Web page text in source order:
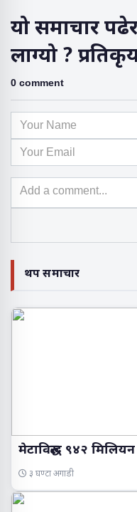
यो समाचार
लाग्यो ?
0 comment
थप समाचार
मेटाविरुद्ध ९४२
३ घण्टा अगाडी